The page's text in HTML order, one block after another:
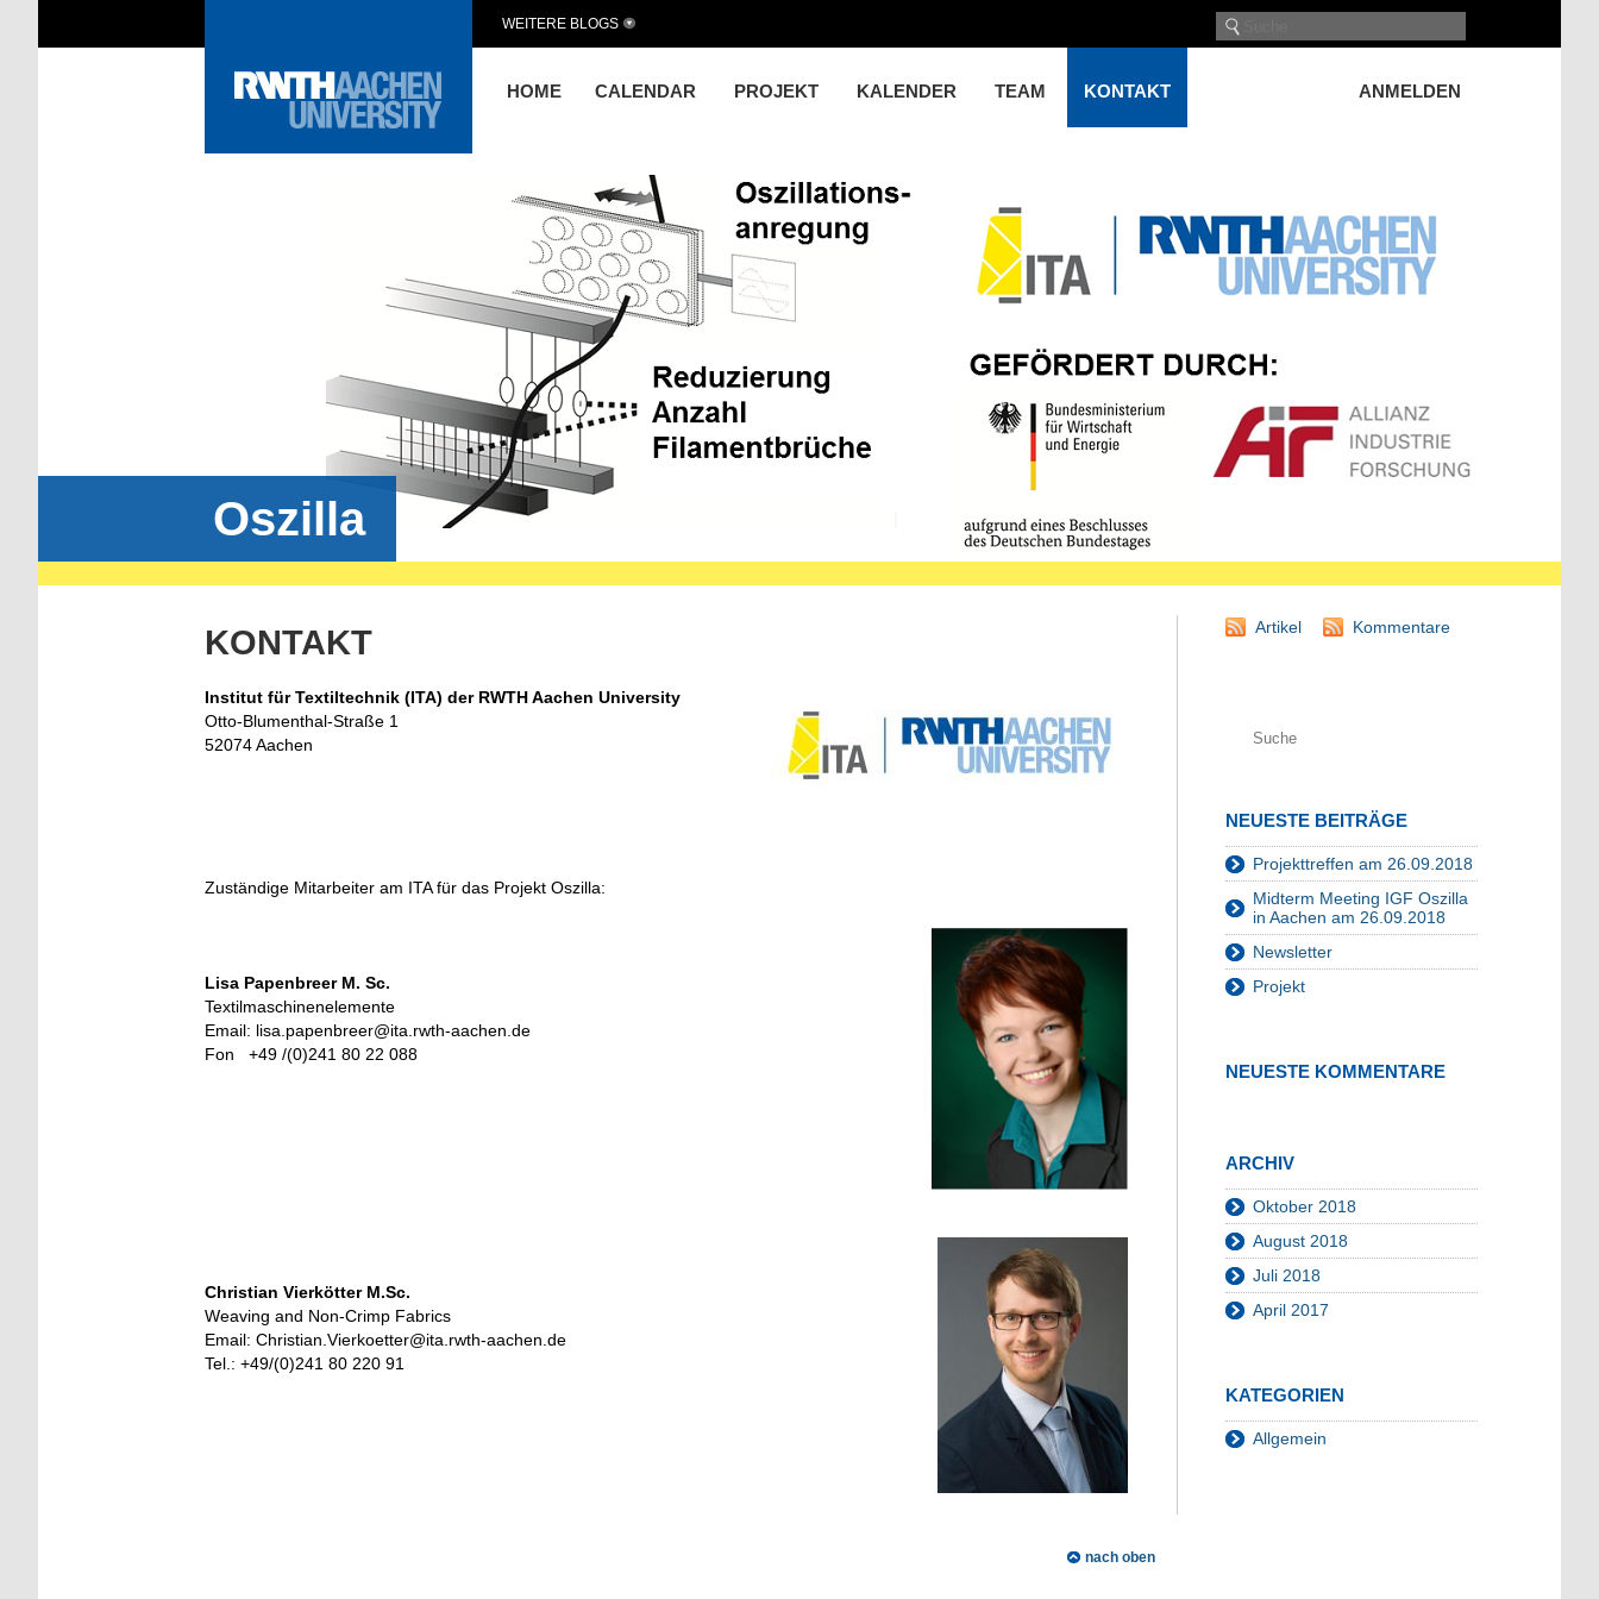
HOME CALENDAR PROJEKT KALENDER TEAM KONTAKT ANMELDEN
WEITERE BLOGS
Oszilla
KONTAKT
Institut für Textiltechnik (ITA) der RWTH Aachen University
Otto-Blumenthal-Straße 1
52074 Aachen
Zuständige Mitarbeiter am ITA für das Projekt Oszilla:
Lisa Papenbreer M. Sc.
Textilmaschinenelemente
Email: lisa.papenbreer@ita.rwth-aachen.de
Fon +49 /(0)241 80 22 088
Christian Vierkötter M.Sc.
Weaving and Non-Crimp Fabrics
Email: Christian.Vierkoetter@ita.rwth-aachen.de
Tel.: +49/(0)241 80 220 91
Artikel Kommentare
NEUESTE BEITRÄGE
Projekttreffen am 26.09.2018
Midterm Meeting IGF Oszilla
in Aachen am 26.09.2018
Newsletter
Projekt
NEUESTE KOMMENTARE
ARCHIV
Oktober 2018
August 2018
Juli 2018
April 2017
KATEGORIEN
Allgemein
nach oben